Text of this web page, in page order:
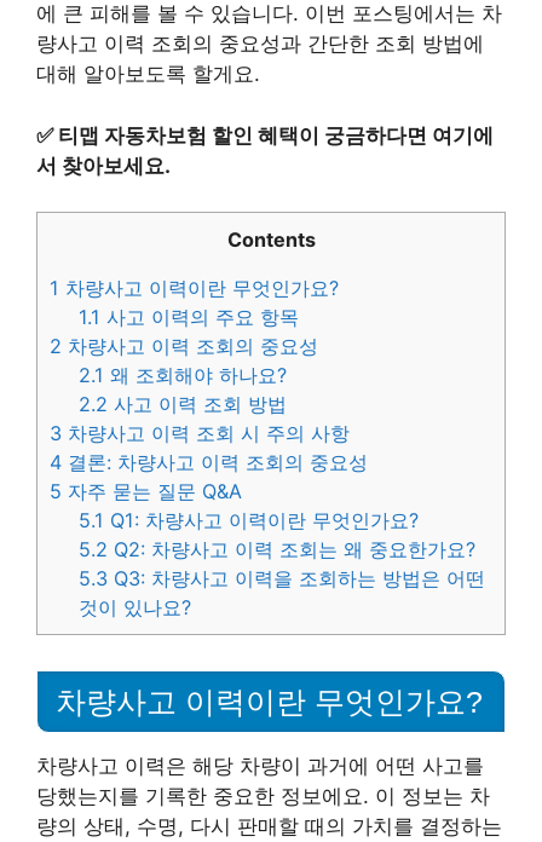
에 큰 피해를 볼 수 있습니다. 이번 포스팅에서는 차
량사고 이력 조회의 중요성과 간단한 조회 방법에
대해 알아보도록 할게요.
✅ 티맵 자동차보험 할인 혜택이 궁금하다면 여기에
서 찾아보세요.
Contents
1 차량사고 이력이란 무엇인가요?
1.1 사고 이력의 주요 항목
2 차량사고 이력 조회의 중요성
2.1 왜 조회해야 하나요?
2.2 사고 이력 조회 방법
3 차량사고 이력 조회 시 주의 사항
4 결론: 차량사고 이력 조회의 중요성
5 자주 묻는 질문 Q&A
5.1 Q1: 차량사고 이력이란 무엇인가요?
5.2 Q2: 차량사고 이력 조회는 왜 중요한가요?
5.3 Q3: 차량사고 이력을 조회하는 방법은 어떤
것이 있나요?
차량사고 이력이란 무엇인가요?
차량사고 이력은 해당 차량이 과거에 어떤 사고를
당했는지를 기록한 중요한 정보에요. 이 정보는 차
량의 상태, 수명, 다시 판매할 때의 가치를 결정하는